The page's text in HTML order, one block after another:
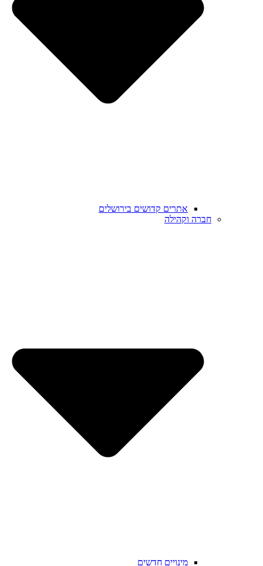
אתרים קדושים בירושלים
חברה וקהילה
מינויים חדשים